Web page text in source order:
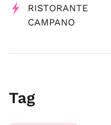
RISTORANTE
CAMPANO
Tag